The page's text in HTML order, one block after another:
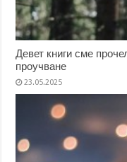
Девет книги сме
проучване
23.05.2025